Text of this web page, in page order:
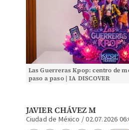
Las Guerreras Kpop: centro de
paso a paso | IA DISCOVER
JAVIER CHÁVEZ M
Ciudad de México /02.07.2026